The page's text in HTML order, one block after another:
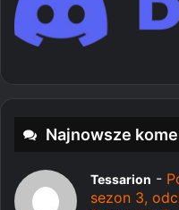
Najnowsze
Tessarion -
sezon 3,